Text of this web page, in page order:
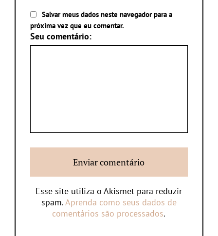
Salvar meus dados neste navegador para a
próxima vez que eu comentar.
Seu comentário:
Esse site utiliza o Akismet para reduzir
spam.Aprenda como seus dados de
comentários são processados.